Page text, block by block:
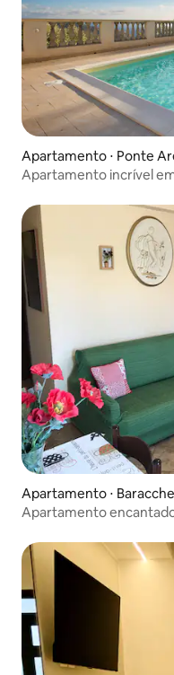
Apartamento ⋅ Ponte
Apartamento incrível
Apartamento ⋅
Apartamento